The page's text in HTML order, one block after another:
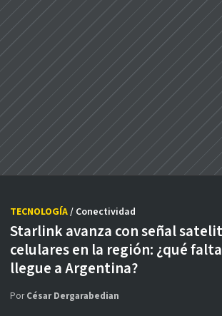
Starlink avanza con señal
celulares en la región: ¿qué
llegue a Argentina?
TECNOLOGÍA/ Conectividad
PorCésar Dergarabedian